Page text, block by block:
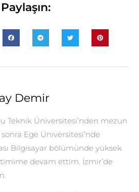
Paylaşın:
Demir
Teknik Üniversitesi’nden mezun
Ege Üniversitesi’nde
Bilgisayar bölümünde yüksek
devam ettim. İzmir’de